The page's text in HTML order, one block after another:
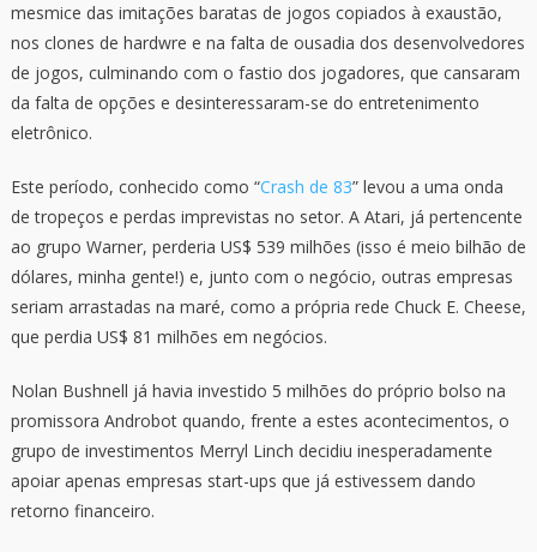
mesmice das imitações baratas de jogos copiados à exaustão,
nos clones de hardwre e na falta de ousadia dos desenvolvedores
de jogos, culminando com o fastio dos jogadores, que cansaram
da falta de opções e desinteressaram-se do entretenimento
eletrônico.
Este período, conhecido como “Crash de 83” levou a uma onda
de tropeços e perdas imprevistas no setor. A Atari, já pertencente
ao grupo Warner, perderia US$ 539 milhões (isso é meio bilhão de
dólares, minha gente!) e, junto com o negócio, outras empresas
seriam arrastadas na maré, como a própria rede Chuck E. Cheese,
que perdia US$ 81 milhões em negócios.
Nolan Bushnell já havia investido 5 milhões do próprio bolso na
promissora Androbot quando, frente a estes acontecimentos, o
grupo de investimentos Merryl Linch decidiu inesperadamente
apoiar apenas empresas start-ups que já estivessem dando
retorno financeiro.